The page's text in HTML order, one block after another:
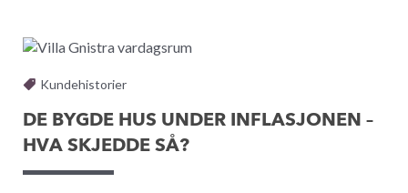
Kundehistorier
DE BYGDE HUS UNDER INFLASJONEN –
HVA SKJEDDE SÅ?